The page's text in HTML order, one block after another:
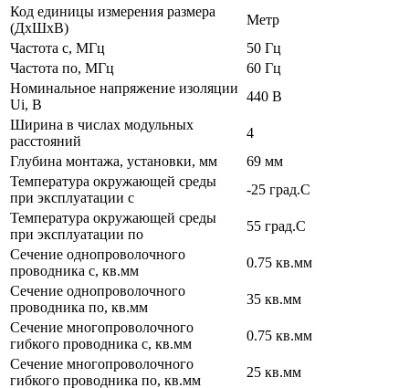
Код единицы измерения размера
(ДхШхВ)
Метр
Частота с, МГц
50 Гц
Частота по, МГц
60 Гц
Номинальное напряжение изоляции
Ui, В
440 В
Ширина в числах модульных
расстояний
4
Глубина монтажа, установки, мм
69 мм
Температура окружающей среды
при эксплуатации с
-25 град.C
Температура окружающей cреды
при эксплуатации по
55 град.C
Сечение однопроволочного
проводника с, кв.мм
0.75 кв.мм
Сечение однопроволочного
проводника по, кв.мм
35 кв.мм
Сечение многопроволочного
гибкого проводника с, кв.мм
0.75 кв.мм
Сечение многопроволочного
гибкого проводника по, кв.мм
25 кв.мм